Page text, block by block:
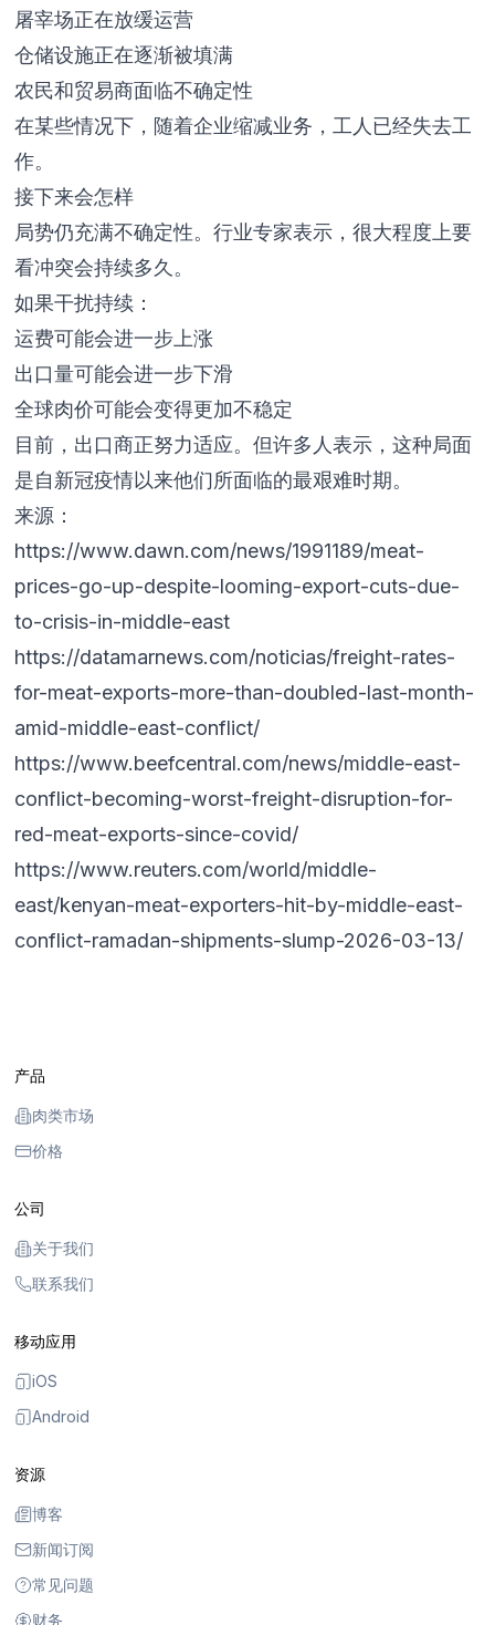
屠宰场正在放缓运营
仓储设施正在逐渐被填满
农民和贸易商面临不确定性
在某些情况下，随着企业缩减业务，工人已经失去工
作。
接下来会怎样
局势仍充满不确定性。行业专家表示，很大程度上要
看冲突会持续多久。
如果干扰持续：
运费可能会进一步上涨
出口量可能会进一步下滑
全球肉价可能会变得更加不稳定
目前，出口商正努力适应。但许多人表示，这种局面
是自新冠疫情以来他们所面临的最艰难时期。
来源：
https://www.dawn.com/news/1991189/meat-
prices-go-up-despite-looming-export-cuts-due-
to-crisis-in-middle-east
https://datamarnews.com/noticias/freight-rates-
for-meat-exports-more-than-doubled-last-month-
amid-middle-east-conflict/
https://www.beefcentral.com/news/middle-east-
conflict-becoming-worst-freight-disruption-for-
red-meat-exports-since-covid/
https://www.reuters.com/world/middle-
east/kenyan-meat-exporters-hit-by-middle-east-
conflict-ramadan-shipments-slump-2026-03-13/
产品
肉类市场
价格
公司
关于我们
联系我们
移动应用
iOS
Android
资源
博客
新闻订阅
常见问题
财务